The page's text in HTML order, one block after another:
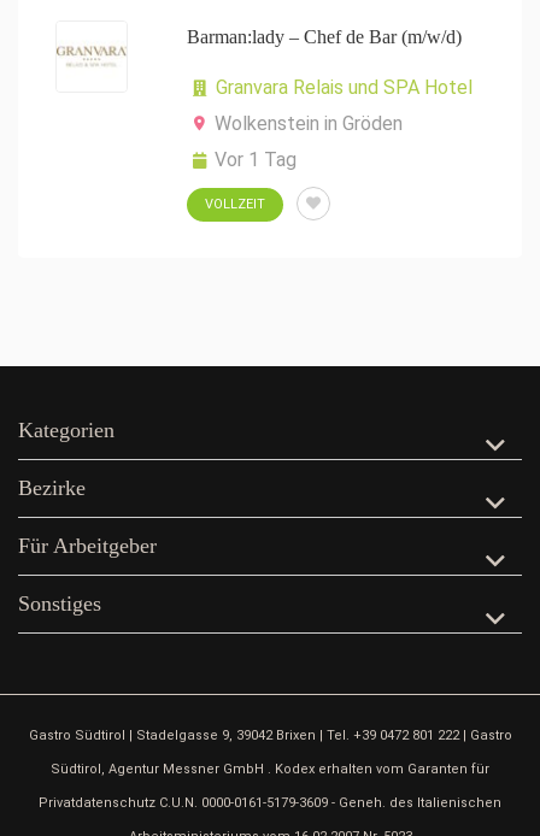
Barman:lady – Chef de Bar (m/w/d)
Granvara Relais und SPA Hotel
Wolkenstein in Gröden
Vor 1 Tag
VOLLZEIT
Kategorien
Bezirke
Für Arbeitgeber
Sonstiges
Gastro Südtirol | Stadelgasse 9, 39042 Brixen | Tel. +39 0472 801 222 | Gastro
Südtirol, Agentur Messner GmbH . Kodex erhalten vom Garanten für
Privatdatenschutz C.U.N. 0000-0161-5179-3609 - Geneh. des Italienischen